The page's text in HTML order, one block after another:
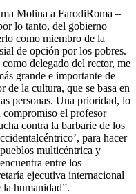
Molina a FarodiRoma –
lo tanto, del gobierno
como miembro de la
de opción por los pobres.
delegado del rector, me
grande e importante de
de la cultura, que se basa en
personas. Una prioridad, lo
compromiso el profesor
contra la barbarie de los
para hacer
multicéntrica y
entre los
ejecutiva internacional
la humanidad”.